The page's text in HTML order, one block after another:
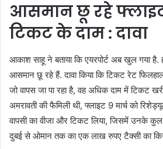
आसमान छू रहे
टिकट के दाम : दावा
आकाश साहू ने बताया कि एयरपोर्ट अब खुल गया है.
आसमान छू रहे हैं. दावा किया कि टिकट रेट
जो वापस जा पा रहा है, वह अधिक दाम में टिकट
अमरावती की फैमिली थी, फ्लाइट 9 मार्च को
वापसी का वीजा और टिकट लिया, जिसमें उनके
दुबई से ओमान तक का एक लाख रुपए टैक्सी का